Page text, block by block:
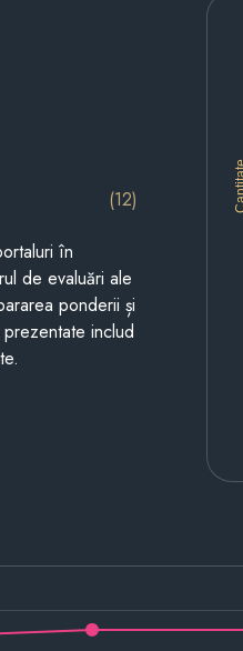
(12)
în
de evaluări ale
ponderii și
includ